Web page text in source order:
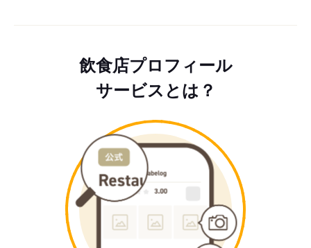
飲食店プロフィール
サービスとは？